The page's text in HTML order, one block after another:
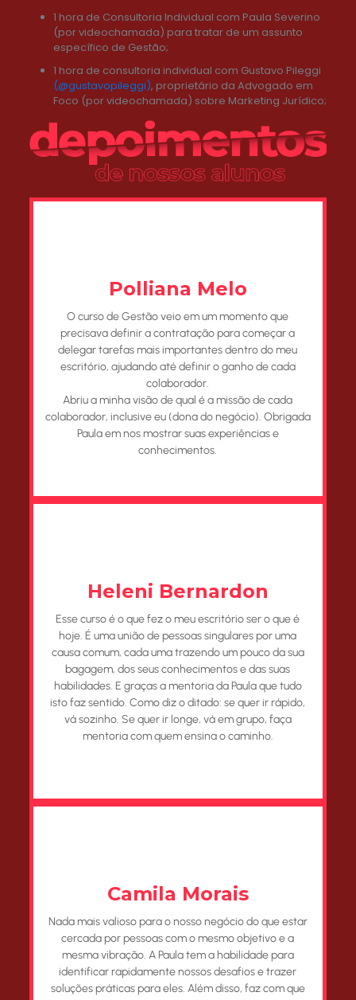
1 hora de Consultoria Individual com Paula Severino
(por videochamada) para tratar de um assunto
específico de Gestão;
1 hora de consultoria individual com Gustavo Pileggi
(@gustavopileggi), proprietário da Advogado em
Foco (por videochamada) sobre Marketing Jurídico;
Polliana Melo
O curso de Gestão veio em um momento que
precisava definir a contratação para começar a
delegar tarefas mais importantes dentro do meu
escritório, ajudando até definir o ganho de cada
colaborador.
Abriu a minha visão de qual é a missão de cada
colaborador, inclusive eu (dona do negócio). Obrigada
Paula em nos mostrar suas experiências e
conhecimentos.
Heleni Bernardon
Esse curso é o que fez o meu escritório ser o que é
hoje. É uma união de pessoas singulares por uma
causa comum, cada uma trazendo um pouco da sua
bagagem, dos seus conhecimentos e das suas
habilidades. E graças a mentoria da Paula que tudo
isto faz sentido. Como diz o ditado: se quer ir rápido,
vá sozinho. Se quer ir longe, vá em grupo, faça
mentoria com quem ensina o caminho.
Camila Morais
Nada mais valioso para o nosso negócio do que estar
cercada por pessoas com o mesmo objetivo e a
mesma vibração. A Paula tem a habilidade para
identificar rapidamente nossos desafios e trazer
soluções práticas para eles. Além disso, faz com que